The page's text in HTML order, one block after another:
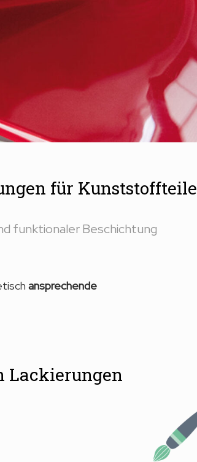
für Kunststoffteile
funktionaler Beschichtung
ansprechende
Lackierungen